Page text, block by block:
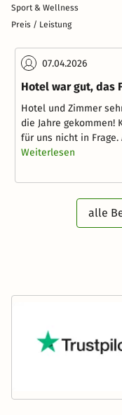
Sport & Wellness
Preis / Leistung
07.04.2026
Hotel war gut, das
Hotel und Zimmer
die Jahre gekommen!
für uns nicht in Frage.
Weiterlesen
alle